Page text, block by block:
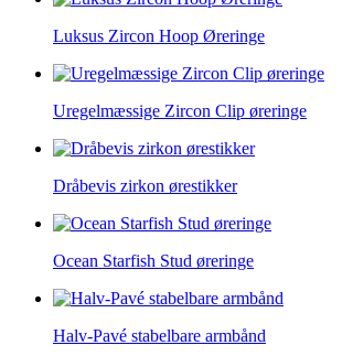
Luksus Zircon Hoop Øreringe
Uregelmæssige Zircon Clip øreringe
Dråbevis zirkon ørestikker
Ocean Starfish Stud øreringe
Halv-Pavé stabelbare armbånd